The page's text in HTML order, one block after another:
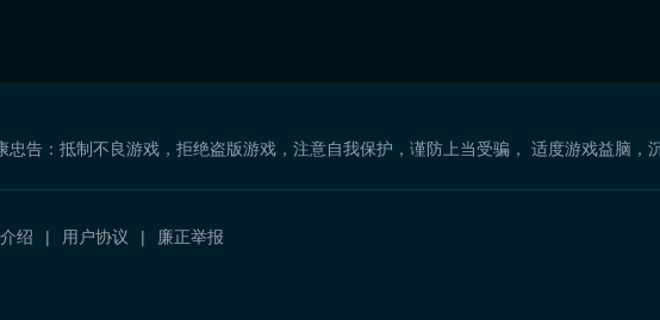
忠告：抵制不良游戏，拒绝盗版游戏，注意自我保护，谨防上当受骗， 适度游戏益脑，
绍 用户协议 廉正举报